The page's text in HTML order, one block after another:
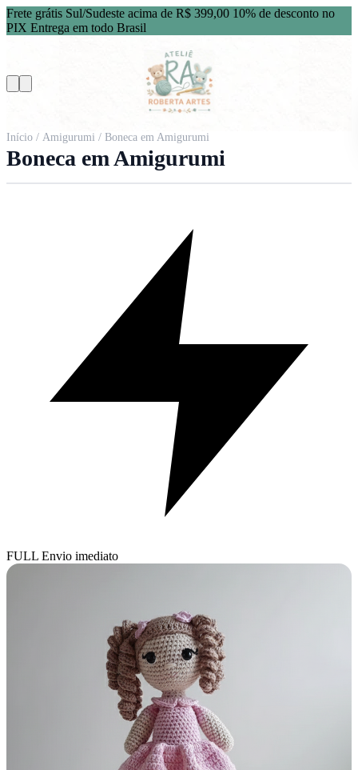
Frete grátis Sul/Sudeste acima de R$ 399,00 10% de desconto no
PIX Entrega em todo Brasil
Início / Amigurumi / Boneca em Amigurumi
Boneca em Amigurumi
FULL Envio imediato